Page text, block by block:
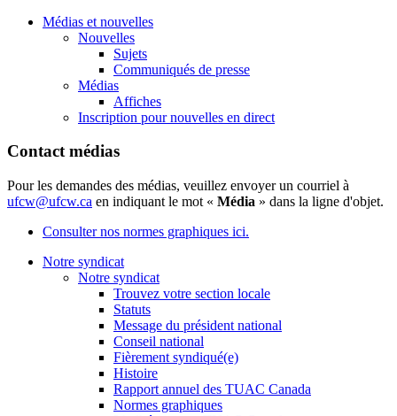
Médias et nouvelles
Nouvelles
Sujets
Communiqués de presse
Médias
Affiches
Inscription pour nouvelles en direct
Contact médias
Pour les demandes des médias, veuillez envoyer un courriel à
ufcw@ufcw.ca en indiquant le mot « Média » dans la ligne d'objet.
Consulter nos normes graphiques ici.
Notre syndicat
Notre syndicat
Trouvez votre section locale
Statuts
Message du président national
Conseil national
Fièrement syndiqué(e)
Histoire
Rapport annuel des TUAC Canada
Normes graphiques